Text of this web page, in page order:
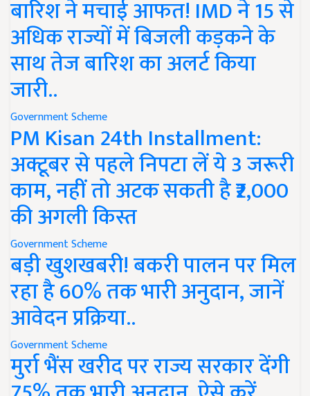
बारिश ने मचाई आफत! IMD ने 15 से
अधिक राज्यों में बिजली कड़कने के
साथ तेज बारिश का अलर्ट किया
जारी..
Government Scheme
PM Kisan 24th Installment:
अक्टूबर से पहले निपटा लें ये 3 जरूरी
काम, नहीं तो अटक सकती है ₹2,000
की अगली किस्त
Government Scheme
बड़ी खुशखबरी! बकरी पालन पर मिल
रहा है 60% तक भारी अनुदान, जानें
आवेदन प्रक्रिया..
Government Scheme
मुर्रा भैंस खरीद पर राज्य सरकार देंगी